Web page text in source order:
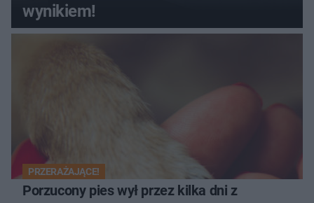
wynikiem!
PRZERAŻAJĄCE!
Porzucony pies wył przez kilka dni z